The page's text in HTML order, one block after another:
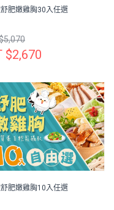
肥嫩雞胸30入任選
$2,670
肥嫩雞胸10入任選